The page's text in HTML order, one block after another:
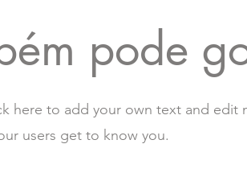
pode
here to add your own text and edit
users get to know you.